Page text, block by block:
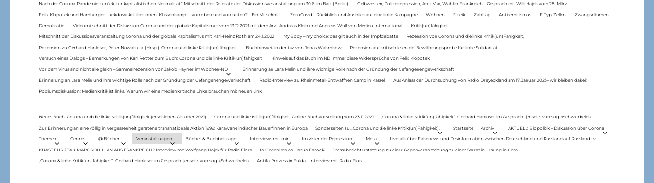
Nach der Corona-Pandemie zurück zur kapitalistischen Normalität? Mitschnitt der Referate der Diskussionsveranstaltung am 30.6. im Baiz (Berlin) Gelbwesten, Polizeirepression, Anti-Vax, Wahl in Frankreich – Gespräch mit Willi Hajek vom 28. März
Felix Klopotek und Hamburger LockdownkritikerInnen: Klassenkampf – von oben und von unten? – Ein Mitschnitt ZeroCovid – Rückblick und Ausblick auf eine linke Kampagne Wohnen Streik Zahltag Antisemitismus F-Typ-Zellen Zwangsräumen
Demokratie Videomitschnitt der Diskussion Corona und der globale Kapitalismus vom 13.12.2021 mit dem Arzt Andreas Klein und Andreas Wulf von Medico International Kritik(un)fähigkeit
Mitschnitt der Diskussionsveranstaltung Corona und der globale Kapitalismus mit Karl-Heinz Roth am 24.1.2022 My Body – my choice: das gilt auch in der Impfdebatte Rezension von Corona und die linke Kritik(un)Fähigkeit,
Rezension zu Gerhard Hanloser, Peter Nowak u.a. (Hrsg.): Corona und linke Kritik(un)fähigkeit Buchhinweis in der taz von Jonas Wahmkow Rezension auf kritisch lesen.de: Bewährungsprobe für linke Solidarität
Versuch eines Dialogs – Bemerkungen von Karl Reitter zum Buch: Corona und die linke Kritik(un)fähigkeit Hinweis auf das Buch im ND Immer diese Widersprüche von Felix Klopotek
Vor dem Virus sind nicht alle gleich – Sammelrezension von Jakob Hayner im Wochen-ND Erinnerung an Lara Melin und ihre wichtige Rolle nach der Gründung der Gefangenengewerkschaft
Erinnerung an Lara Melin und ihre wichtige Rolle nach der Gründung der Gefangenengewerkschaft Radio-Interview zu Rheinmetall-Entwaffnen Camp in Kassel Aus Anlass der Durchsuchung von Radio Dreyeckland am 17.Januar 2023– wir bleiben dabei:
Podiumsdiskussion: Medienkritik ist links. Warum wir eine medienkritische Linke brauchen mit neuen Link
Neues Buch: Corona und die linke Kritik(un)fähigkeit (erschienen Oktober 2021) Corona und linke Kritik(un)fähigkeit. Online-Buchvorstellung vom 23.11.2021 „Corona & linke Kritik(un) fähigkeit“- Gerhard Hanloser im Gespräch- jenseits von sog. »Schwurbelei«
Zur Erinnerung an eine völlig in Vergessenheit geratene transnationale Aktion 1999: Karawane indischer Bauer*innen in Europa Sonderseiten zu…Corona und die linke Kritik(un)Fähigkeit). Startseite Archiv AKTUELL: Biopolitik – Diskussion über Corona
Themen Genres @ Bücher… Veranstaltungen Bücher & Buchbeiträge Interviews mit mir Im Visier der Repression Meta Livetalk über Fakenews und Desinformation zwischen Deutschland und Russland auf Russland.tv
KNAST FÜR JEAN-MARC ROUILLAN AUS FRANKREICH? Interview mit Wolfgang Hajek für Radio Flora In Gedenken an Harun Farocki Presseberichterstattung zu einer Gegenveranstaltung zu einer Sarrazin-Lesung in Gera
„Corona & linke Kritik(un) fähigkeit“- Gerhard Hanloser im Gespräch- jenseits von sog. »Schwurbelei« Antifa-Prozess in Fulda – Interview mit Radio Flora